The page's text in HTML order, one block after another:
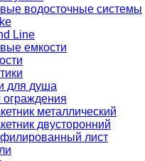
водосточные системы
Line
емкости
для душа
металлический
двусторонний
лист